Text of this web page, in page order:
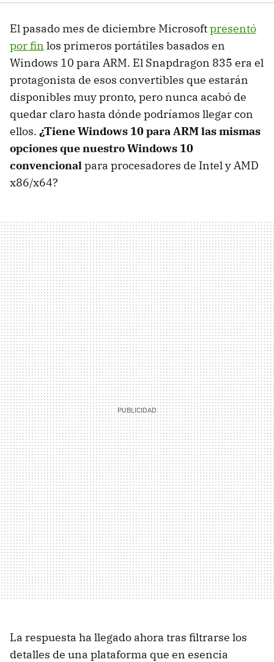
El pasado mes de diciembre Microsoftpresentó
por fin los primeros portátiles basados en
Windows 10 para ARM. El Snapdragon 835 era el
protagonista de esos convertibles que estarán
disponibles muy pronto, pero nunca acabó de
quedar claro hasta dónde podríamos llegar con
ellos. ¿Tiene Windows 10 para ARM las mismas
opciones que nuestro Windows 10
convencionalpara procesadores de Intel y AMD
x86/x64?
La respuesta ha llegado ahora tras filtrarse los
detalles de una plataforma que en esencia